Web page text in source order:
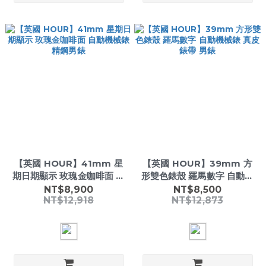
【英國 HOUR】41mm 星
期日期顯示 玫瑰金咖啡面 自
動機械錶 精鋼男錶
NT$8,900
NT$12,918
【英國 HOUR】39mm 方
形雙色錶殼 羅馬數字 自動機
械錶 真皮錶帶 男錶
NT$8,500
NT$12,873